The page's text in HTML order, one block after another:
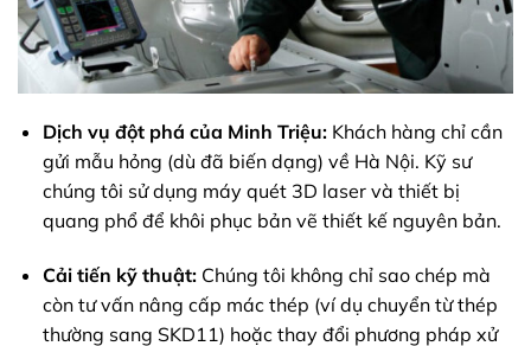
Dịch vụ đột phá của Minh Triệu:Khách hàng chỉ cần
gửi mẫu hỏng (dù đã biến dạng) về Hà Nội. Kỹ sư
chúng tôi sử dụng máy quét 3D laser và thiết bị
quang phổ để khôi phục bản vẽ thiết kế nguyên bản.
Cải tiến kỹ thuật:Chúng tôi không chỉ sao chép mà
còn tư vấn nâng cấp mác thép (ví dụ chuyển từ thép
thường sang SKD11) hoặc thay đổi phương pháp xử